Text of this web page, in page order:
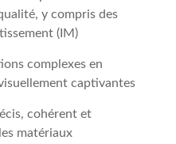
y compris des
(IM)
complexes en
captivantes
cohérent et
matériaux